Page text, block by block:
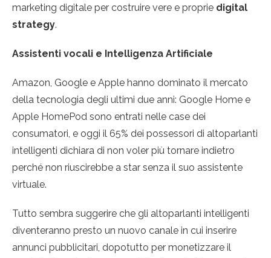
marketing digitale per costruire vere e proprie digital
strategy.
Assistenti vocali e Intelligenza Artificiale
Amazon, Google e Apple hanno dominato il mercato
della tecnologia degli ultimi due anni: Google Home e
Apple HomePod sono entrati nelle case dei
consumatori, e oggi il 65% dei possessori di altoparlanti
intelligenti dichiara di non voler più tornare indietro
perché non riuscirebbe a star senza il suo assistente
virtuale.
Tutto sembra suggerire che gli altoparlanti intelligenti
diventeranno presto un nuovo canale in cui inserire
annunci pubblicitari, dopotutto per monetizzare il